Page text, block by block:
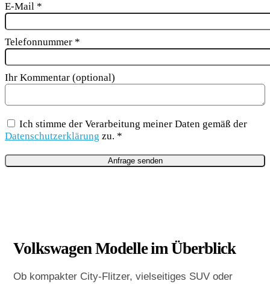
E-Mail *
Telefonnummer *
Ihr Kommentar (optional)
Ich stimme der Verarbeitung meiner Daten gemäß der
Datenschutzerklärung zu. *
Volkswagen Modelle im Überblick
Ob kompakter City-Flitzer, vielseitiges SUV oder